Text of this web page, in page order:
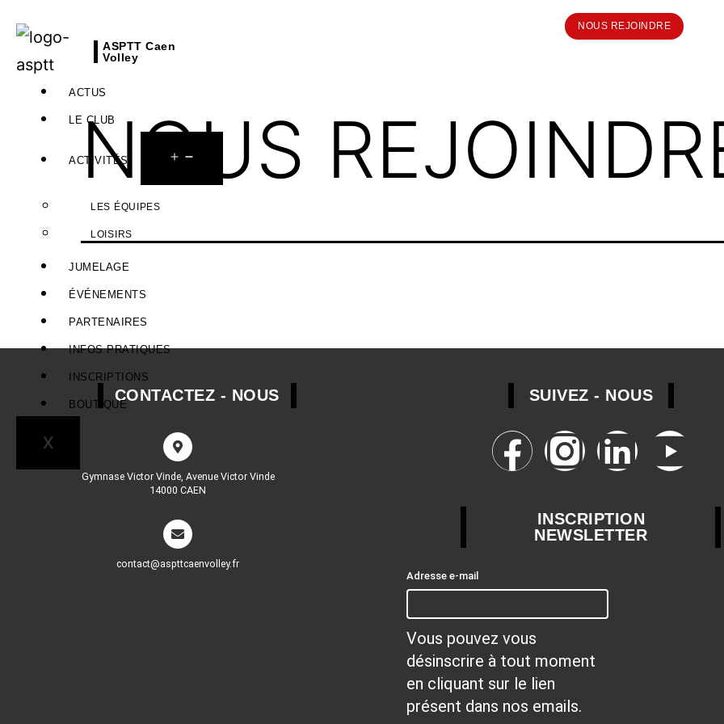
ASPTT Caen
Volley
NOUS REJOINDRE
ACTUS
LE CLUB
ACTIVITÉS
LES ÉQUIPES
LOISIRS
JUMELAGE
ÉVÉNEMENTS
PARTENAIRES
INFOS PRATIQUES
INSCRIPTIONS
BOUTIQUE
X
NOUS
CONTACTEZ - NOUS
Gymnase Victor Vinde, Avenue Victor Vinde
14000 CAEN
contact@aspttcaenvolley.fr
SUIVEZ - NOUS
INSCRIPTION
NEWSLETTER
Adresse e-mail
Vous pouvez vous
désinscrire à tout moment
en cliquant sur le lien
présent dans nos emails.